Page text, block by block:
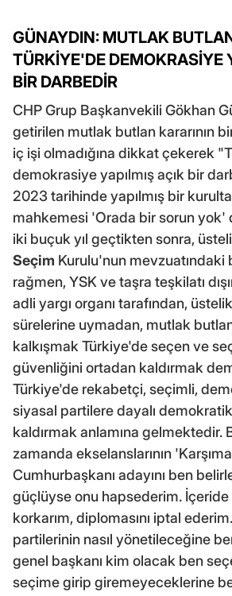
GÜNAYDIN: MUTLAK
TÜRKİYE'DE DEMOKRASİYE
BİR DARBEDİR
CHP Grup Başkanvekili Gökhan
getirilen mutlak butlan kararının
iç işi olmadığına dikkat çekerek
demokrasiye yapılmış açık bir
2023 tarihinde yapılmış bir
mahkemesi 'Orada bir sorun yok'
iki buçuk yıl geçtikten sonra,
Seçim Kurulu'nun mevzuatındaki
rağmen, YSK ve taşra teşkilatı
adli yargı organı tarafından,
sürelerine uymadan, mutlak
kalkışmak Türkiye'de seçen ve
güvenliğini ortadan kaldırmak
Türkiye'de rekabetçi, seçimli,
siyasal partilere dayalı
kaldırmak anlamına gelmektedir.
zamanda ekselanslarının
Cumhurbaşkanı adayını ben
güçlüyse onu hapsederim.
korkarım, diplomasını iptal
partilerinin nasıl yönetileceğine
genel başkanı kim olacak ben
seçime girip giremeyeceklerine